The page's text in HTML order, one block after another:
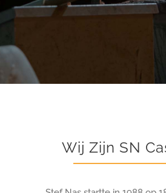
Wij Zijn SN